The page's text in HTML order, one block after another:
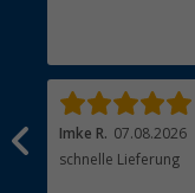
Imke R. 07.08.2026
schnelle Lieferung